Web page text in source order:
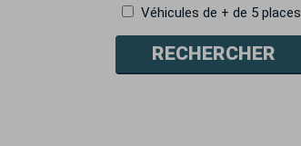
Véhicules de + de 5 places